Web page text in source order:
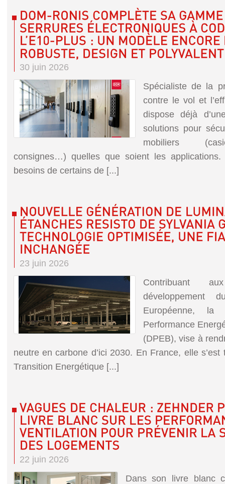
30 juin 2026
Spécialiste de la
contre le vol et
dispose déjà
solutions pour
mobiliers
consignes…) quelles que soient les applications.
besoins de certains de [...]
23 juin 2026
Contribuant
développement
Européenne,
Performance
(DPEB), vise à
neutre en carbone d’ici 2030. En France, elle
Transition Energétique [...]
22 juin 2026
Dans son livre blanc